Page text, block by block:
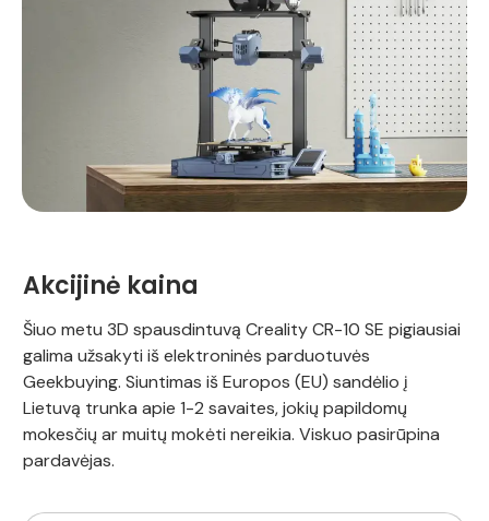
Akcijinė kaina
Šiuo metu 3D spausdintuvą Creality CR-10 SE pigiausiai
galima užsakyti iš elektroninės parduotuvės
Geekbuying. Siuntimas iš Europos (EU) sandėlio į
Lietuvą trunka apie 1-2 savaites, jokių papildomų
mokesčių ar muitų mokėti nereikia. Viskuo pasirūpina
pardavėjas.